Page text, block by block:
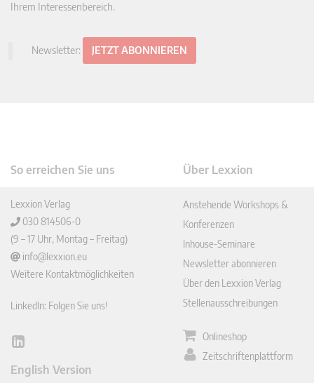
Ihrem Interessenbereich.
Newsletter: JETZT ABONNIEREN
So erreichen Sie uns
Lexxion Verlag
030 814506-0
(9 – 17 Uhr, Montag – Freitag)
info@lexxion.eu
Weitere Kontaktmöglichkeiten
LinkedIn: Folgen Sie uns!
Lin
English Version
Über Lexxion
Anstehende Workshops &
Konferenzen
Inhouse-Seminare
Newsletter abonnieren
Über den Lexxion Verlag
Stellenausschreibungen
Onlineshop
Zeitschriftenplattform